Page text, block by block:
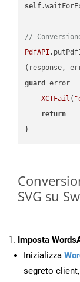
self
//
PdfAPI
(response,
guard
error
XCTFail (
return
SVG su
Imposta
Inizializza
segreto client,